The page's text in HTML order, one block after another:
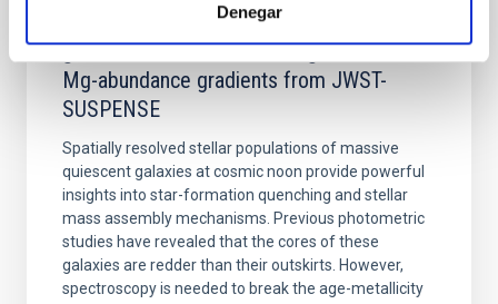
Denegar
Clues to inside-out quenching in quiescent
galaxies at 1.2 ≲ z ≲ 2.2: Age, Fe-, and
Mg-abundance gradients from JWST-
SUSPENSE
Spatially resolved stellar populations of massive
quiescent galaxies at cosmic noon provide powerful
insights into star-formation quenching and stellar
mass assembly mechanisms. Previous photometric
studies have revealed that the cores of these
galaxies are redder than their outskirts. However,
spectroscopy is needed to break the age-metallicity